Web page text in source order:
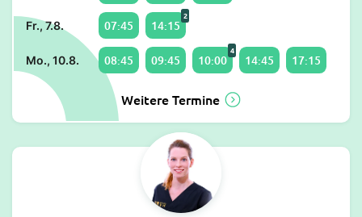
Fr., 7.8. 07:45 14:15
2
Mo., 10.8. 08:45 09:45 10:00
4
14:45 17:15
Weitere Termine